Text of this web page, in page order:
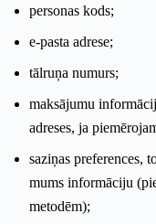
personas kods;
e-pasta adrese;
tālruņa numurs;
maksājumu
adreses, ja
saziņas preferences,
mums informāciju
metodēm);